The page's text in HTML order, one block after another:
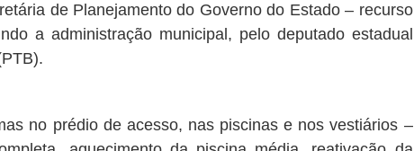
de Planejamento do Governo do Estado – recurso
a administração municipal, pelo deputado estadual
no prédio de acesso, nas piscinas e nos vestiários –